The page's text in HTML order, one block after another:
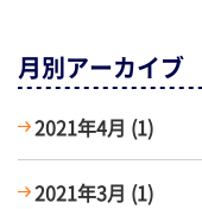
月別アーカイブ
2021年4月 (1)
2021年3月 (1)